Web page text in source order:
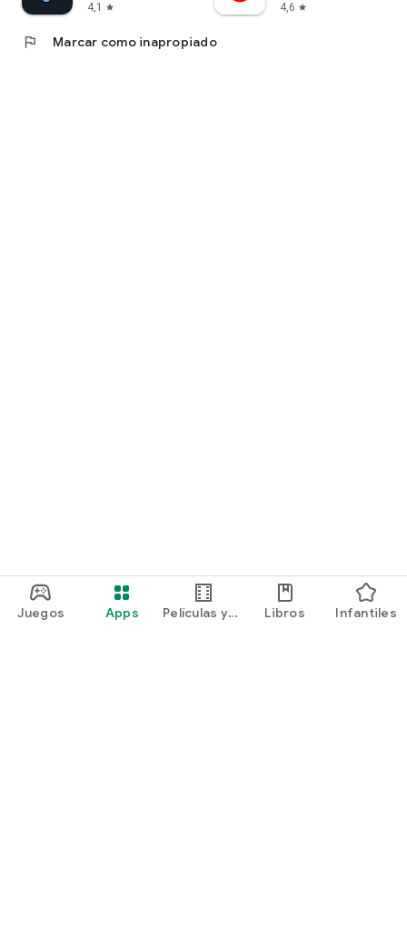
Juegos Apps
Películas y
Libros Infantiles
4,1
star
4,6 star
flag Marcar como inapropiado